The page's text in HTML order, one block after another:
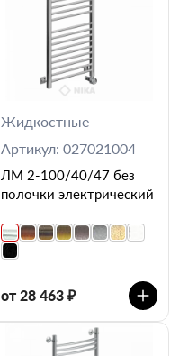
Жидкостные
Артикул: 027021004
ЛМ 2-100/40/47 без
полочки электрический
от 28 463 ₽